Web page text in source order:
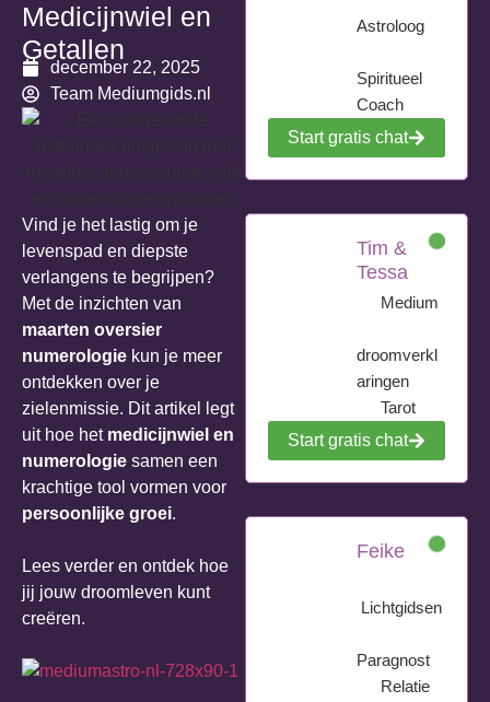
Medicijnwiel en
Getallen
december 22, 2025
Team Mediumgids.nl
Vind je het lastig om je
levenspad en diepste
verlangens te begrijpen?
Met de inzichten van
maarten oversier
numerologie kun je meer
ontdekken over je
zielenmissie. Dit artikel legt
uit hoe het medicijnwiel en
numerologie samen een
krachtige tool vormen voor
persoonlijke groei.
Lees verder en ontdek hoe
jij jouw droomleven kunt
creëren.
Astroloog
Spiritueel
Coach
Start gratis chat
Tim &
Tessa
Medium
droomverkl
aringen
Tarot
Start gratis chat
Feike
Lichtgidsen
Paragnost
Relatie